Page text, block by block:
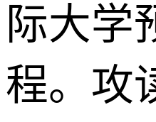
际大学
程。攻